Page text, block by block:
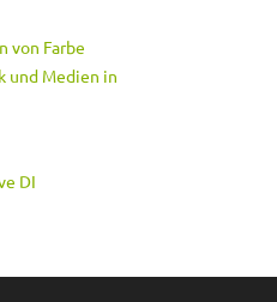
von Farbe
und Medien in
DI